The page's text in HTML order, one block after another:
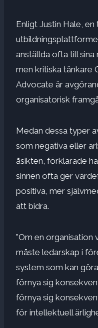
Enligt Justin Hale, en
anställda ofta till
men kritiska tänkare
Advocate är
organisatorisk
Medan dessa typer
som negativa eller
åsikten, förklarade
sinnen ofta ger
positiva, mer
att bidra.
”Om en organisation
måste ledarskap i
system som kan
förnya sig
förnya sig
för intellektuell